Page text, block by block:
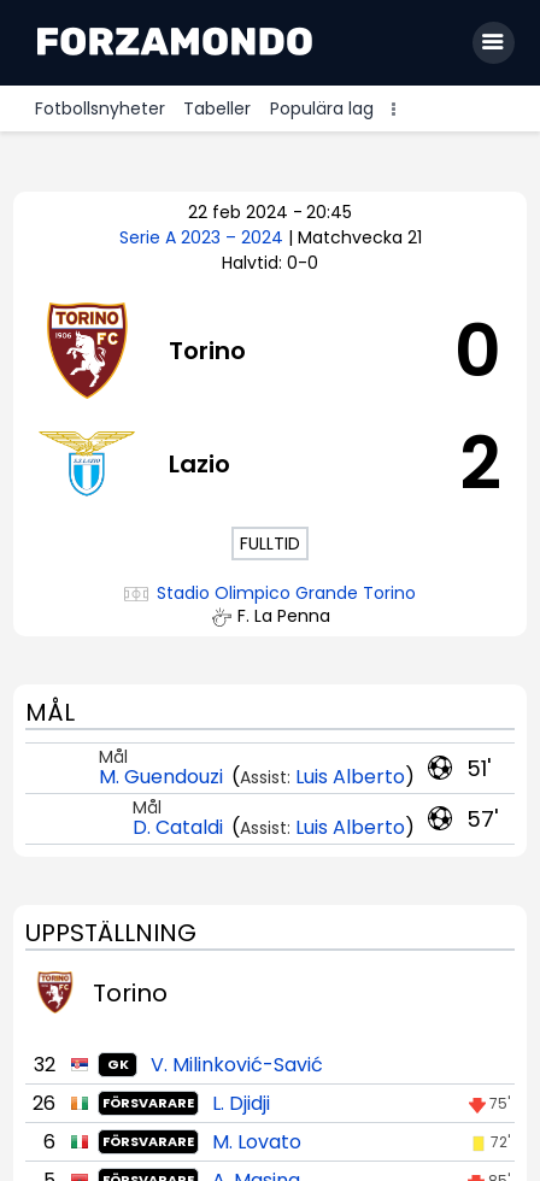
Fotbollsnyheter Tabeller Populära lag
Premier League
Bundesliga
Serie A
22 feb 2024 - 20:45
Serie A 2023 – 2024 | Matchvecka 21
Halvtid: 0-0
Torino 0
Lazio 2
FULLTID
Stadio Olimpico Grande Torino
F. La Penna
MÅL
51'
Mål
M. Guendouzi (Assist: Luis Alberto)
57'
Mål
D. Cataldi (Assist: Luis Alberto)
UPPSTÄLLNING
Torino
32 GK
V. Milinković-Savić
26
FÖRSVARARE L. Djidji 75'
6 FÖRSVARARE M. Lovato 72'